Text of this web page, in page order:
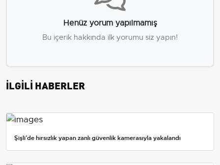
Henüz yorum yapılmamış
Bu içerik hakkında ilk yorumu siz yapın!
İLGİLİ HABERLER
Şişli’de hırsızlık yapan zanlı güvenlik kamerasıyla yakalandı